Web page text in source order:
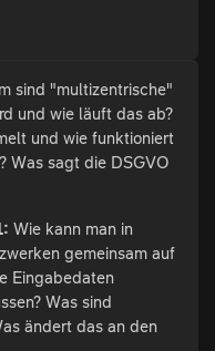
sind "multizentrische"
und wie läuft das ab?
und wie funktioniert
Was sagt die DSGVO
Wie kann man in
gemeinsam auf
Eingabedaten
Was sind
ändert das an den